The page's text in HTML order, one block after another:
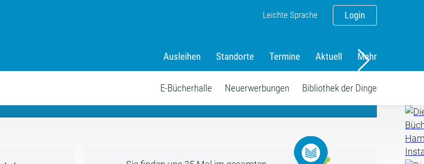
Login
Leichte Sprache
Ausleihen Standorte Termine Aktuell Mehr
E-Bücherhalle Neuerwerbungen Bibliothek der Dinge
Sommerferienprogramm